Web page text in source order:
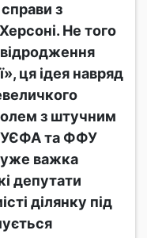
з
Не того
ця ідея навряд
з штучним
УЄФА та ФФУ
важка
депутати
ділянку під